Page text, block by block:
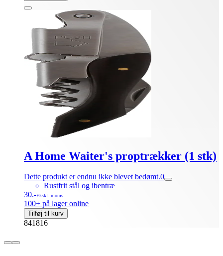
A Home Waiter's proptrækker (1 stk)
Dette produkt er endnu ikke blevet bedømt.0
Rustfrit stål og ibentræ
30.-Ekskl. moms
100+ på lager online
Tilføj til kurv
841816